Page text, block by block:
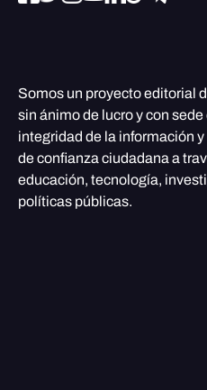
Somos un proyecto editorial
sin ánimo de lucro y con
integridad de la información
de confianza ciudadana a
educación, tecnología,
políticas públicas.